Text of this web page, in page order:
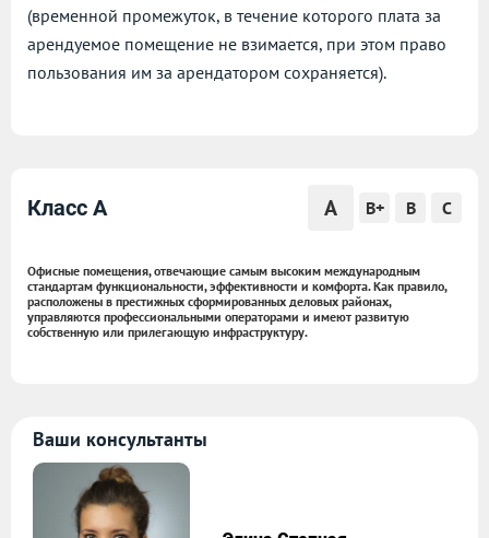
(временной промежуток, в течение которого плата за
арендуемое помещение не взимается, при этом право
пользования им за арендатором сохраняется).
Класс A A B+ B C
Офисные помещения, отвечающие самым высоким международным
стандартам функциональности, эффективности и комфорта. Как правило,
расположены в престижных сформированных деловых районах,
управляются профессиональными операторами и имеют развитую
собственную или прилегающую инфраструктуру.
Ваши консультанты